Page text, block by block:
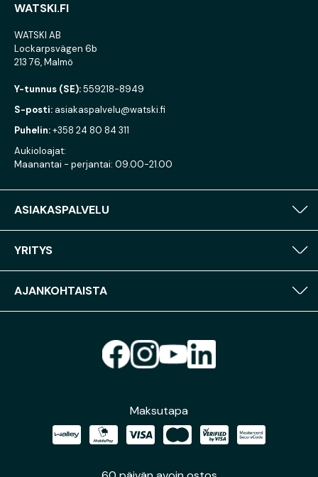
WATSKI.FI
WATSKI AB
Lockarpsvägen 6b
213 76, Malmö
Y-tunnus (SE):559218-8949
S-posti: asiakaspalvelu@watski.fi
Puhelin:+358 24 80 84 311
Aukioloajat:
Maanantai - perjantai: 09.00-21.00
ASIAKASPALVELU
YRITYS
AJANKOHTAISTA
Maksutapa